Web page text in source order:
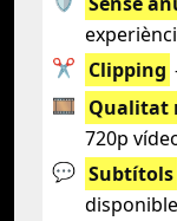
✂️ Clipping
🎞️ Qualitat
720p
💬 Subtítols